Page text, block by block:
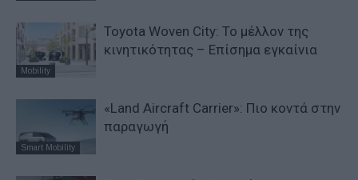
Mobility
Toyota Woven City: Το μέλλον της
κινητικότητας – Επίσημα εγκαίνια
Smart Mobility
«Land Aircraft Carrier»: Πιο κοντά στην
παραγωγή